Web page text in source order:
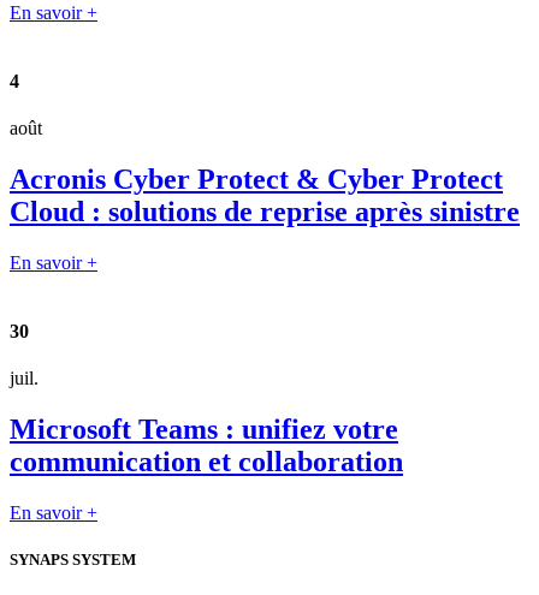
En savoir +
4
août
Acronis Cyber Protect & Cyber Protect
Cloud : solutions de reprise après sinistre
En savoir +
30
juil.
Microsoft Teams : unifiez votre
communication et collaboration
En savoir +
SYNAPS SYSTEM